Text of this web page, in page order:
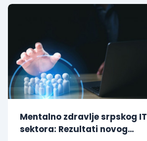
Mentalno zdravlje srpskog IT
sektora: Rezultati novog